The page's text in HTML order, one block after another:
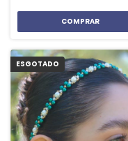
COMPRAR
ESGOTADO